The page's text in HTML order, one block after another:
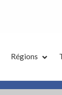
Régions